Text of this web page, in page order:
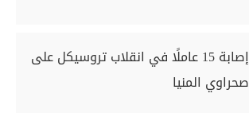
إصابة 15 عاملًا في انقلاب تروسيكل على
صحراوي المنيا